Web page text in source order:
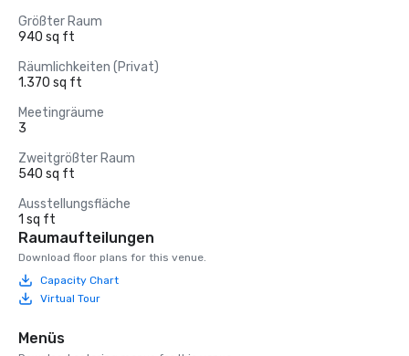
Größter Raum
940 sq ft
Räumlichkeiten (Privat)
1.370 sq ft
Meetingräume
3
Zweitgrößter Raum
540 sq ft
Ausstellungsfläche
1 sq ft
Raumaufteilungen
Download floor plans for this venue.
Capacity Chart
Virtual Tour
Menüs